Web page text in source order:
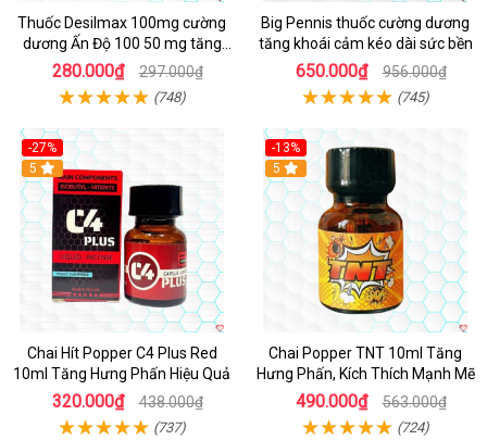
Thuốc Desilmax 100mg cường
dương Ấn Độ 100 50 mg tăng
sinh lý tốt nhất
280.000₫ 297.000₫
(748)
Big Pennis thuốc cường dương
tăng khoái cảm kéo dài sức bền
650.000₫ 956.000₫
(745)
-27%
5
Chai Hít Popper C4 Plus Red
10ml Tăng Hưng Phấn Hiệu Quả
320.000₫ 438.000₫
(737)
-13%
5
Chai Popper TNT 10ml Tăng
Hưng Phấn, Kích Thích Mạnh Mẽ
490.000₫ 563.000₫
(724)